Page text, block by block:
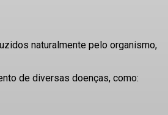
naturalmente pelo organismo,
de diversas doenças, como: